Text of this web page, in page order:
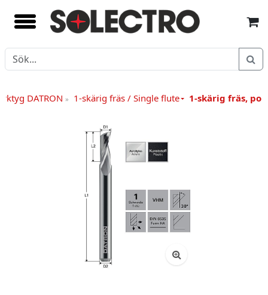
DATRON » 1-skärig fräs / Single flute 1-skärig fräs,